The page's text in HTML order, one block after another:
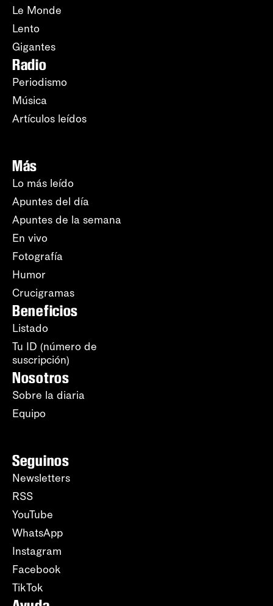
Le Monde
Lento
Gigantes
Radio
Periodismo
Música
Artículos leídos
Más
Lo más leído
Apuntes del día
Apuntes de la semana
En vivo
Fotografía
Humor
Crucigramas
Beneficios
Listado
Tu ID (número de
suscripción)
Nosotros
Sobre la diaria
Equipo
Seguinos
Newsletters
RSS
YouTube
WhatsApp
Instagram
Facebook
TikTok